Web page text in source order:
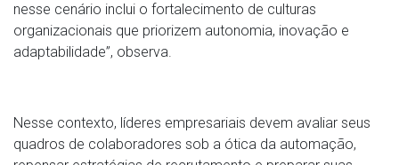
nesse cenário inclui o fortalecimento de culturas
organizacionais que priorizem autonomia, inovação e
adaptabilidade”, observa.
Nesse contexto, líderes empresariais devem avaliar seus
quadros de colaboradores sob a ótica da automação,